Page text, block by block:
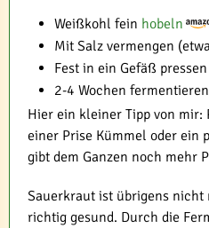
Weißkohl fein hobeln
Mit Salz vermengen
Fest in ein Gefäß pressen
2-4 Wochen
Hier ein kleiner Tipp von
einer Prise Kümmel oder ein
gibt dem Ganzen noch mehr
Sauerkraut ist übrigens
richtig gesund. Durch die